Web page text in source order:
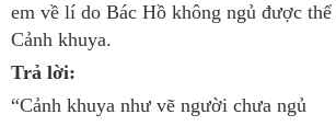
em về lí do Bác Hồ không ngủ được
Cảnh khuya.
Trả lời:
“Cảnh khuya như vẽ người chưa ngủ